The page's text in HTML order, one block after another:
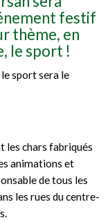
festif
thème, en
le sport !
le sport sera le
les chars fabriqués
animations et
de tous les
les rues du centre-